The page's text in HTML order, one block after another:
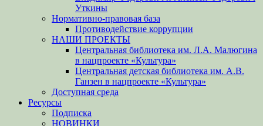
Уткины
Нормативно-правовая база
Противодействие коррупции
НАШИ ПРОЕКТЫ
Центральная библиотека им. Л.А. Малюгина
в нацпроекте «Культура»
Центральная детская библиотека им. А.В.
Ганзен в нацпроекте «Культура»
Доступная среда
Ресурсы
Подписка
НОВИНКИ